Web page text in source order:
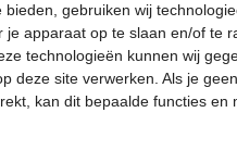
gebruiken wij
apparaat op te slaan en/of te
technologieën kunnen wij
deze site verwerken. Als je
kan dit bepaalde functies en